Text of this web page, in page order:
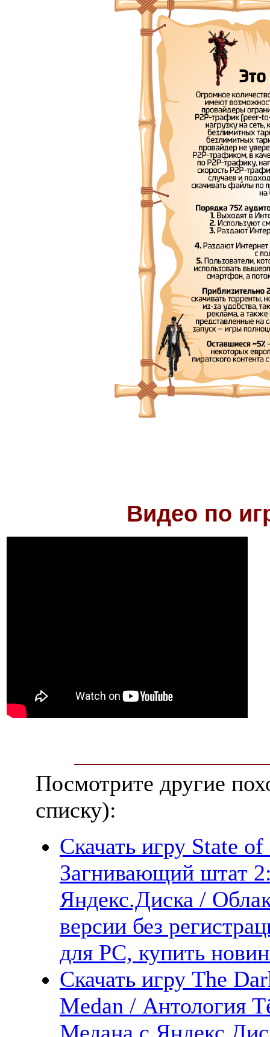
Видео по
Посмотрите другие
списку):
Скачать игру State
Загнивающий штат
Яндекс.Диска /
версии без
для PC, купить
Скачать игру The
Medan / Антология